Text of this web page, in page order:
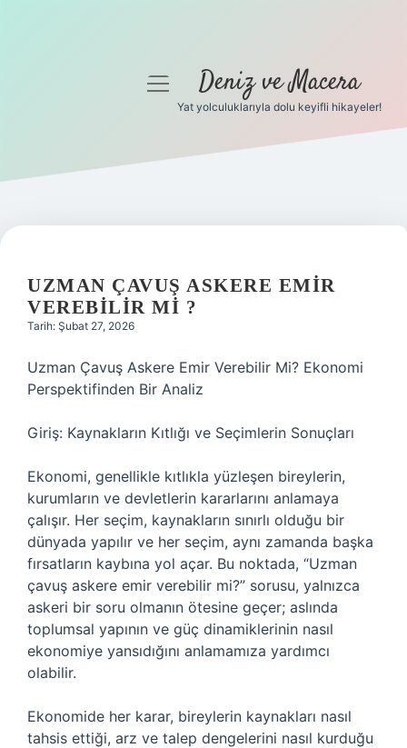
Gizlilik Politikası
Yasal Uyarı
menüyüDeniz ve Macera
Yat yolculuklarıyla dolu keyifli hikayeler!
UZMAN ÇAVUŞ ASKERE EMIR
VEREBILIR MI ?
Tarih: Şubat 27, 2026
Uzman Çavuş Askere Emir Verebilir Mi? Ekonomi
Perspektifinden Bir Analiz
Giriş: Kaynakların Kıtlığı ve Seçimlerin Sonuçları
Ekonomi, genellikle kıtlıkla yüzleşen bireylerin,
kurumların ve devletlerin kararlarını anlamaya
çalışır. Her seçim, kaynakların sınırlı olduğu bir
dünyada yapılır ve her seçim, aynı zamanda başka
fırsatların kaybına yol açar. Bu noktada, “Uzman
çavuş askere emir verebilir mi?” sorusu, yalnızca
askeri bir soru olmanın ötesine geçer; aslında
toplumsal yapının ve güç dinamiklerinin nasıl
ekonomiye yansıdığını anlamamıza yardımcı
olabilir.
Ekonomide her karar, bireylerin kaynakları nasıl
tahsis ettiği, arz ve talep dengelerini nasıl kurduğu